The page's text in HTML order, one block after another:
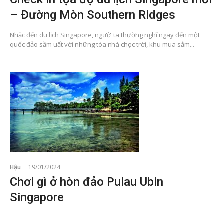
– Đường Mòn Southern Ridges
Nhắc đến du lịch Singapore, người ta thường nghĩ ngay đến một
quốc đảo sầm uất với những tòa nhà chọc trời, khu mua sắm...
Hậu 19/01/2024
Chơi gì ở hòn đảo Pulau Ubin
Singapore